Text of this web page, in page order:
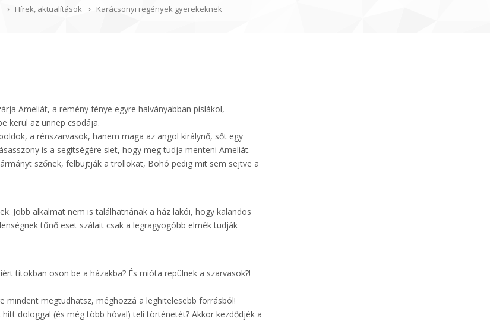
Hírek, aktualítások Karácsonyi regények gyerekeknek
Ameliát, a remény fénye egyre halványabban pislákol,
kerül az ünnep csodája.
a rénszarvasok, hanem maga az angol királynő, sőt egy
is a segítségére siet, hogy meg tudja menteni Ameliát.
szőnek, felbujtják a trollokat, Bohó pedig mit sem sejtve a
Jobb alkalmat nem is találhatnának a ház lakói, hogy kalandos
tűnő eset szálait csak a legragyogóbb elmék tudják
titokban oson be a házakba? És mióta repülnek a szarvasok?!
mindent megtudhatsz, méghozzá a leghitelesebb forrásból!
dologgal (és még több hóval) teli történetét? Akkor kezdődjék a